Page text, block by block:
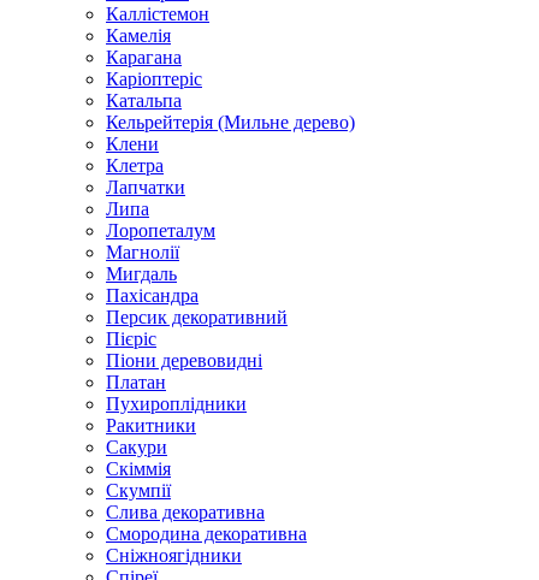
Каллістемон
Камелія
Карагана
Каріоптеріс
Катальпа
Кельрейтерія (Мильне дерево)
Клени
Клетра
Лапчатки
Липа
Лоропеталум
Магнолії
Мигдаль
Пахісандра
Персик декоративний
Пієріс
Піони деревовидні
Платан
Пухироплідники
Ракитники
Сакури
Скіммія
Скумпії
Слива декоративна
Смородина декоративна
Сніжноягідники